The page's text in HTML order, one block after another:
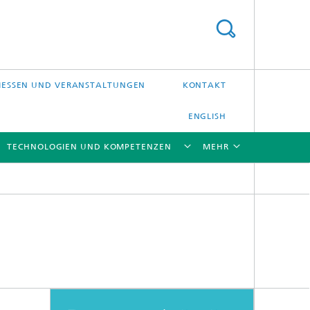
UND VERANSTALTUNGEN KONTAKT
ENGLISH
TECHNOLOGIEN UND KOMPETENZEN
Laserschweißen
MEHR